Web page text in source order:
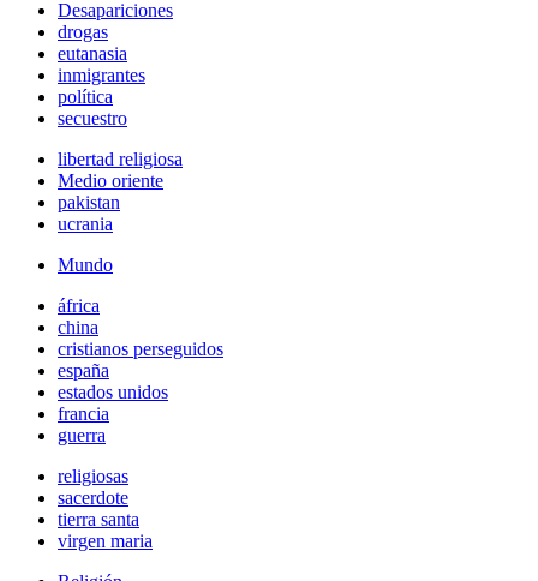
Desapariciones
drogas
eutanasia
inmigrantes
política
secuestro
libertad religiosa
Medio oriente
pakistan
ucrania
Mundo
áfrica
china
cristianos perseguidos
españa
estados unidos
francia
guerra
religiosas
sacerdote
tierra santa
virgen maria